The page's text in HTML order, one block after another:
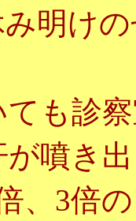
明け
も診
噴き
、 3倍